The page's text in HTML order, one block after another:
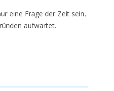
eine Frage der Zeit sein,
aufwartet.